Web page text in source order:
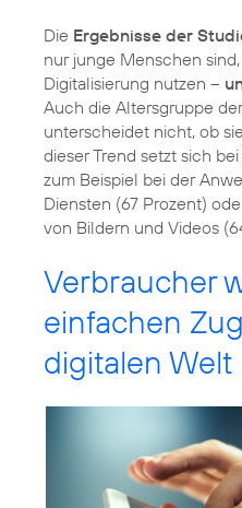
Die Ergebnisse der
nur junge Menschen
Digitalisierung nutzen –
Auch die Altersgruppe
unterscheidet nicht, ob
dieser Trend setzt sich
zum Beispiel bei der
Diensten (67 Prozent)
von Bildern und Videos
Verbraucher
einfachen
digitalen Welt